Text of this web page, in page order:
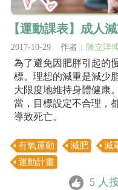
【運動課表】成人
2017-10-29 作者： 陳立洋
為了避免因肥胖引起的
標。理想的減重是減少
大限度地維持身體健康
當，目標設定不合理，
導致死亡。
有氧運動 減肥 減
運動計畫
5 人